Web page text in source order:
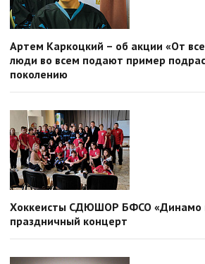
Артем Каркоцкий – об акции «От
люди во всем подают пример
поколению
Хоккеисты СДЮШОР БФСО «Динамо
праздничный концерт